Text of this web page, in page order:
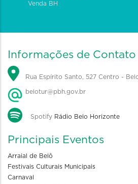
Venda BH
Informações de Contato
Rua Espírito Santo, 527 Centro -
belotur@pbh.gov.br
Spotify Rádio Belo Horizonte
Principais Eventos
Arraial de Belô
Festivais Culturais Municipais
Carnaval